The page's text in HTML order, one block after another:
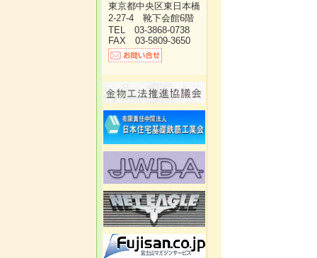
東京都中央区東日本橋
2-27-4 靴下会館6階
TEL 03-3868-0738
FAX 03-5809-3650